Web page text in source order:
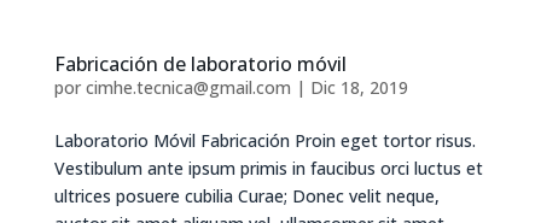
Fabricación de laboratorio móvil
por cimhe.tecnica@gmail.com | Dic 18, 2019
Laboratorio Móvil Fabricación Proin eget tortor risus.
Vestibulum ante ipsum primis in faucibus orci luctus et
ultrices posuere cubilia Curae; Donec velit neque,